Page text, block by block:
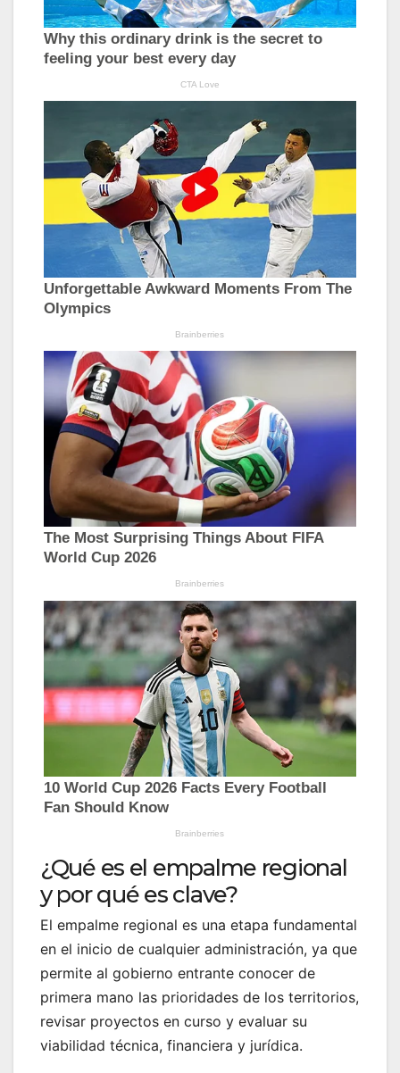
¿Qué es el empalme regional
y por qué es clave?
El empalme regional es una etapa fundamental
en el inicio de cualquier administración, ya que
permite al gobierno entrante conocer de
primera mano las prioridades de los territorios,
revisar proyectos en curso y evaluar su
viabilidad técnica, financiera y jurídica.